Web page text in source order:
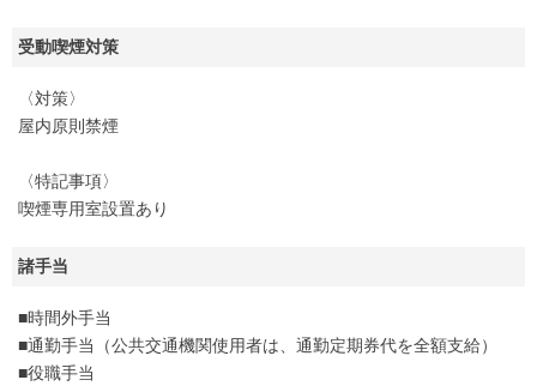
受動喫煙対策
〈対策〉
屋内原則禁煙
〈特記事項〉
喫煙専用室設置あり
諸手当
■時間外手当
■通勤手当（公共交通機関使用者は、通勤定期券代を全額支給）
■役職手当